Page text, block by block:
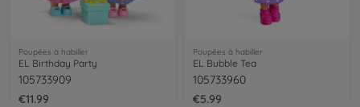
Poupées à habiller
EL Birthday Party
105733909
€11.99
Poupées à habiller
EL Bubble Tea
105733960
€5.99